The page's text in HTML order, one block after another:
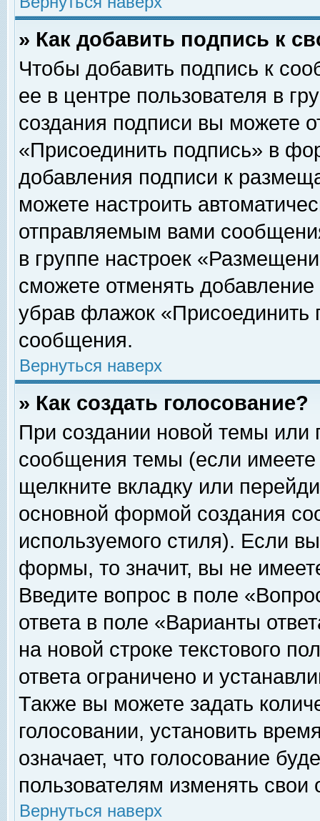
» Как добавить подпись к
Чтобы добавить подпись к
ее в центре пользователя в
создания подписи вы можете
«Присоединить подпись» в
добавления подписи к
можете настроить
отправляемым вами
в группе настроек
сможете отменять
убрав флажок «Присоединить
сообщения.
Вернуться наверх
» Как создать голосование?
При создании новой темы или
сообщения темы (если
щелкните вкладку или
основной формой создания
используемого стиля). Если
формы, то значит, вы не
Введите вопрос в поле
ответа в поле «Варианты
на новой строке текстового
ответа ограничено и
Также вы можете задать
голосовании, установить
означает, что голосование
пользователям изменять свои
Вернуться наверх